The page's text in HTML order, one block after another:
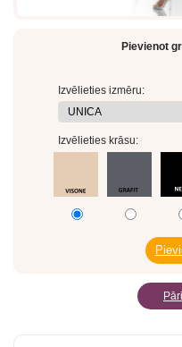
Pievienot
Izvēlieties izmēru:
Izvēlieties krāsu: